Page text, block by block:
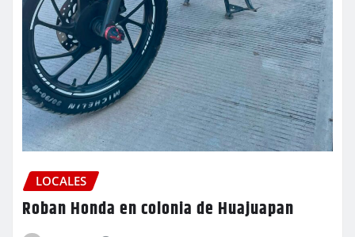
LOCALES
Roban Honda en colonia de Huajuapan